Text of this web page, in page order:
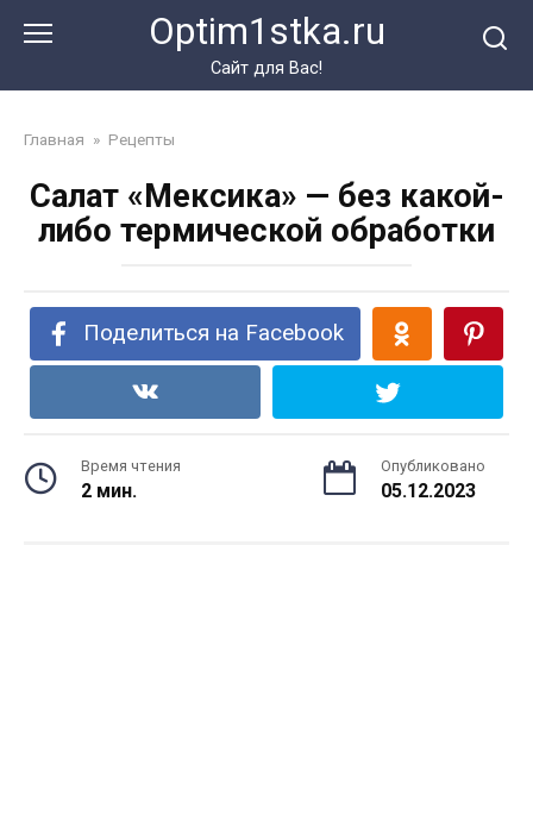
Optim1stka.ru
Сайт для Вас!
Главная » Рецепты
Салат «Мексика» — без какой-
либо термической обработки
Поделиться на Facebook
Время чтения
2 мин.
Опубликовано
05.12.2023